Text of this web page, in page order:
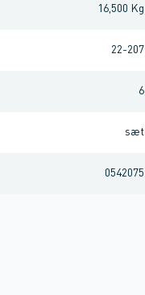
16,500 Kg
22-207
6
sæt
0542075